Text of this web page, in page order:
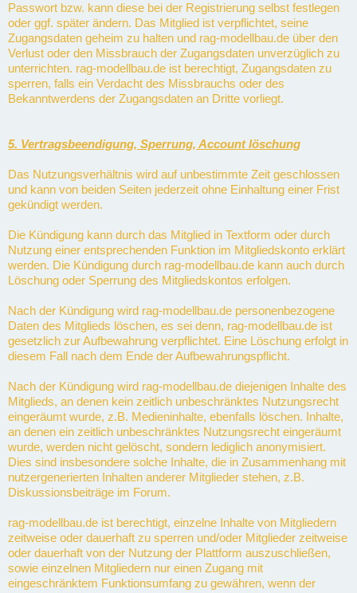
Passwort bzw. kann diese bei der Registrierung selbst festlegen
oder ggf. später ändern. Das Mitglied ist verpflichtet, seine
Zugangsdaten geheim zu halten und rag-modellbau.de über den
Verlust oder den Missbrauch der Zugangsdaten unverzüglich zu
unterrichten. rag-modellbau.de ist berechtigt, Zugangsdaten zu
sperren, falls ein Verdacht des Missbrauchs oder des
Bekanntwerdens der Zugangsdaten an Dritte vorliegt.
5. Vertragsbeendigung, Sperrung, Account löschung
Das Nutzungsverhältnis wird auf unbestimmte Zeit geschlossen
und kann von beiden Seiten jederzeit ohne Einhaltung einer Frist
gekündigt werden.
Die Kündigung kann durch das Mitglied in Textform oder durch
Nutzung einer entsprechenden Funktion im Mitgliedskonto erklärt
werden. Die Kündigung durch rag-modellbau.de kann auch durch
Löschung oder Sperrung des Mitgliedskontos erfolgen.
Nach der Kündigung wird rag-modellbau.de personenbezogene
Daten des Mitglieds löschen, es sei denn, rag-modellbau.de ist
gesetzlich zur Aufbewahrung verpflichtet. Eine Löschung erfolgt in
diesem Fall nach dem Ende der Aufbewahrungspflicht.
Nach der Kündigung wird rag-modellbau.de diejenigen Inhalte des
Mitglieds, an denen kein zeitlich unbeschränktes Nutzungsrecht
eingeräumt wurde, z.B. Medieninhalte, ebenfalls löschen. Inhalte,
an denen ein zeitlich unbeschränktes Nutzungsrecht eingeräumt
wurde, werden nicht gelöscht, sondern lediglich anonymisiert.
Dies sind insbesondere solche Inhalte, die in Zusammenhang mit
nutzergenerierten Inhalten anderer Mitglieder stehen, z.B.
Diskussionsbeiträge im Forum.
rag-modellbau.de ist berechtigt, einzelne Inhalte von Mitgliedern
zeitweise oder dauerhaft zu sperren und/oder Mitglieder zeitweise
oder dauerhaft von der Nutzung der Plattform auszuschließen,
sowie einzelnen Mitgliedern nur einen Zugang mit
eingeschränktem Funktionsumfang zu gewähren, wenn der